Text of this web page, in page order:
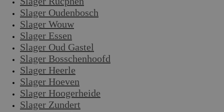
Slager Oudenbosch
Slager Wouw
Slager Essen
Slager Oud Gastel
Slager Bosschenhoofd
Slager Heerle
Slager Hoeven
Slager Hoogerheide
Slager Zundert